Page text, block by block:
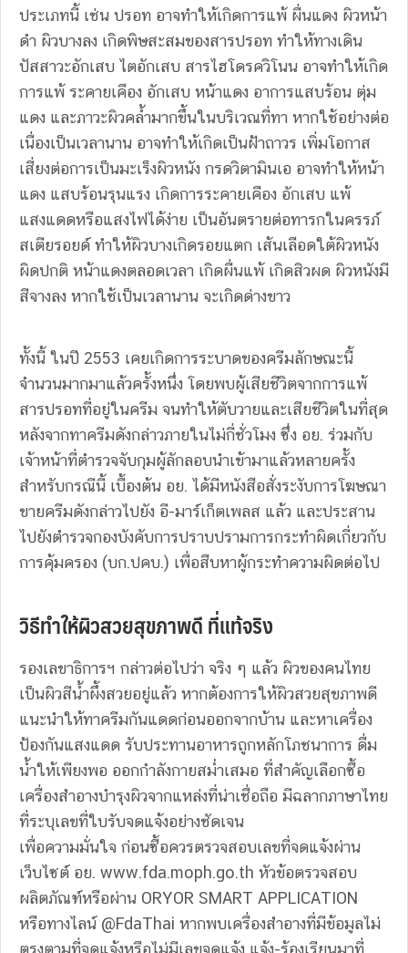
ประเภทนี้ เช่น ปรอท อาจทำให้เกิดการแพ้ ผื่นแดง ผิวหน้า
ดำ ผิวบางลง เกิดพิษสะสมของสารปรอท ทำให้ทางเดิน
ปัสสาวะอักเสบ ไตอักเสบ สารไฮโดรควิโนน อาจทำให้เกิด
การแพ้ ระคายเคือง อักเสบ หน้าแดง อาการแสบร้อน ตุ่ม
แดง และภาวะผิวคล้ำมากขึ้นในบริเวณที่ทา หากใช้อย่างต่อ
เนื่องเป็นเวลานาน อาจทำให้เกิดเป็นฝ้าถาวร เพิ่มโอกาส
เสี่ยงต่อการเป็นมะเร็งผิวหนัง กรดวิตามินเอ อาจทำให้หน้า
แดง แสบร้อนรุนแรง เกิดการระคายเคือง อักเสบ แพ้
แสงแดดหรือแสงไฟได้ง่าย เป็นอันตรายต่อทารกในครรภ์
สเตียรอยด์ ทำให้ผิวบางเกิดรอยแตก เส้นเลือดใต้ผิวหนัง
ผิดปกติ หน้าแดงตลอดเวลา เกิดผื่นแพ้ เกิดสิวผด ผิวหนังมี
สีจางลง หากใช้เป็นเวลานาน จะเกิดด่างขาว
ทั้งนี้ ในปี 2553 เคยเกิดการระบาดของครีมลักษณะนี้
จำนวนมากมาแล้วครั้งหนึ่ง โดยพบผู้เสียชีวิตจากการแพ้
สารปรอทที่อยู่ในครีม จนทำให้ตับวายและเสียชีวิตในที่สุด
หลังจากทาครีมดังกล่าวภายในไม่กี่ชั่วโมง ซึ่ง อย. ร่วมกับ
เจ้าหน้าที่ตำรวจจับกุมผู้ลักลอบนำเข้ามาแล้วหลายครั้ง
สำหรับกรณีนี้ เบื้องต้น อย. ได้มีหนังสือสั่งระงับการโฆษณา
ขายครีมดังกล่าวไปยัง อี-มาร์เก็ตเพลส แล้ว และประสาน
ไปยังตำรวจกองบังคับการปราบปรามการกระทำผิดเกี่ยวกับ
การคุ้มครอง (บก.ปคบ.) เพื่อสืบหาผู้กระทำความผิดต่อไป
วิธีทำให้ผิวสวยสุขภาพดี ที่แท้จริง
รองเลขาธิการฯ กล่าวต่อไปว่า จริง ๆ แล้ว ผิวของคนไทย
เป็นผิวสีน้ำผึ้งสวยอยู่แล้ว หากต้องการให้ผิวสวยสุขภาพดี
แนะนำให้ทาครีมกันแดดก่อนออกจากบ้าน และหาเครื่อง
ป้องกันแสงแดด รับประทานอาหารถูกหลักโภชนาการ ดื่ม
น้ำให้เพียงพอ ออกกำลังกายสม่ำเสมอ ที่สำคัญเลือกซื้อ
เครื่องสำอางบำรุงผิวจากแหล่งที่น่าเชื่อถือ มีฉลากภาษาไทย
ที่ระบุเลขที่ใบรับจดแจ้งอย่างชัดเจน
เพื่อความมั่นใจ ก่อนซื้อควรตรวจสอบเลขที่จดแจ้งผ่าน
เว็บไซต์ อย. www.fda.moph.go.th หัวข้อตรวจสอบ
ผลิตภัณฑ์หรือผ่าน ORYOR SMART APPLICATION
หรือทางไลน์ @FdaThai หากพบเครื่องสำอางที่มีข้อมูลไม่
ตรงตามที่จดแจ้งหรือไม่มีเลขจดแจ้ง แจ้ง-ร้องเรียนมาที่